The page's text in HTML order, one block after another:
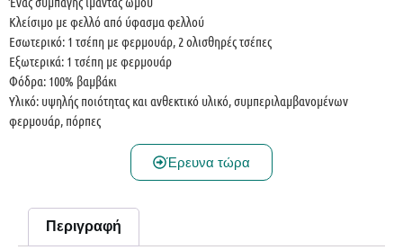
Κλείσιμο με φελλό από ύφασμα φελλού
Εσωτερικό: 1 τσέπη με φερμουάρ, 2 ολισθηρές τσέπες
Εξωτερικά: 1 τσέπη με φερμουάρ
Φόδρα: 100% βαμβάκι
Υλικό: υψηλής ποιότητας και ανθεκτικό υλικό, συμπεριλαμβανομένων
φερμουάρ, πόρπες
Έρευνα τώρα
Περιγραφή